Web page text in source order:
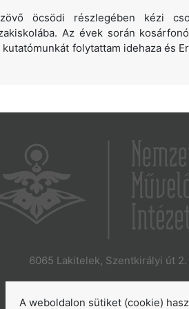
öcsödi részlegében kézi
Az évek során
folytattam idehaza és
6065 Lakitelek, Szentkirályi út 2.
E-mail:aszakkor@nmi.hu
E-mail:titkarsag@nmi.hu
A weboldalon sütiket (cookie)